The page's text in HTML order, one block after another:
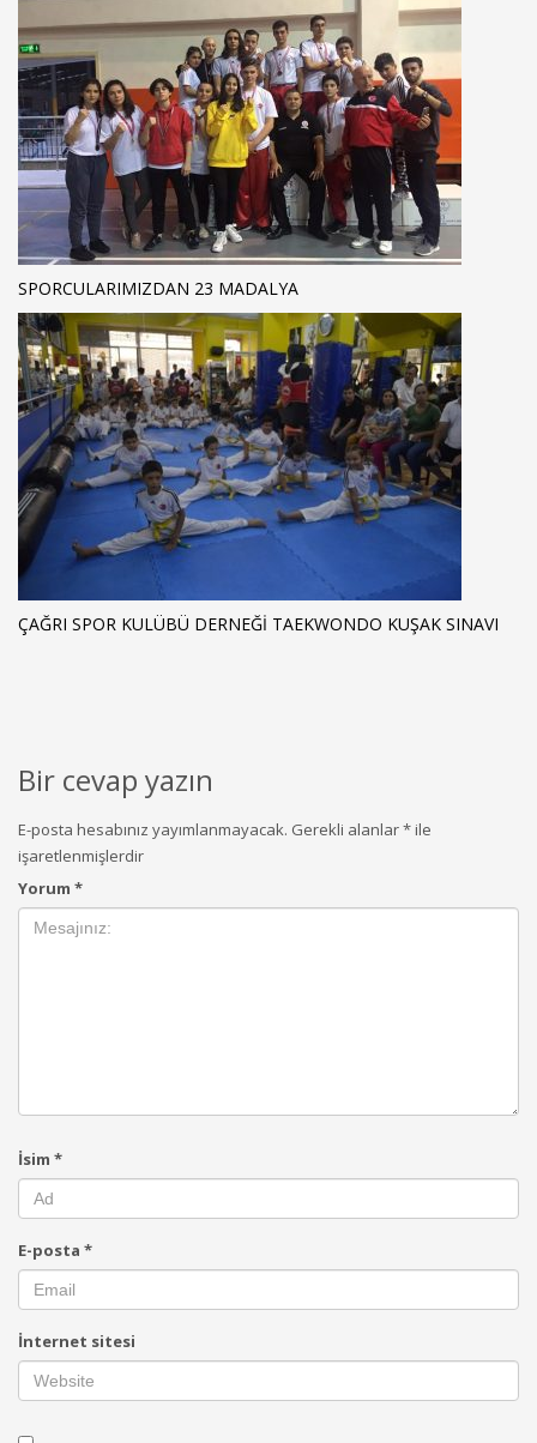
SPORCULARIMIZDAN 23 MADALYA
ÇAĞRI SPOR KULÜBÜ DERNEĞİ TAEKWONDO KUŞAK SINAVI
Bir cevap yazın
E-posta hesabınız yayımlanmayacak. Gerekli alanlar*ile
işaretlenmişlerdir
Yorum *
İsim *
E-posta *
İnternet sitesi